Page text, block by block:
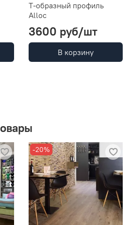
Т-образный профиль
Alloc
3600 руб/шт
В корзину
-20%